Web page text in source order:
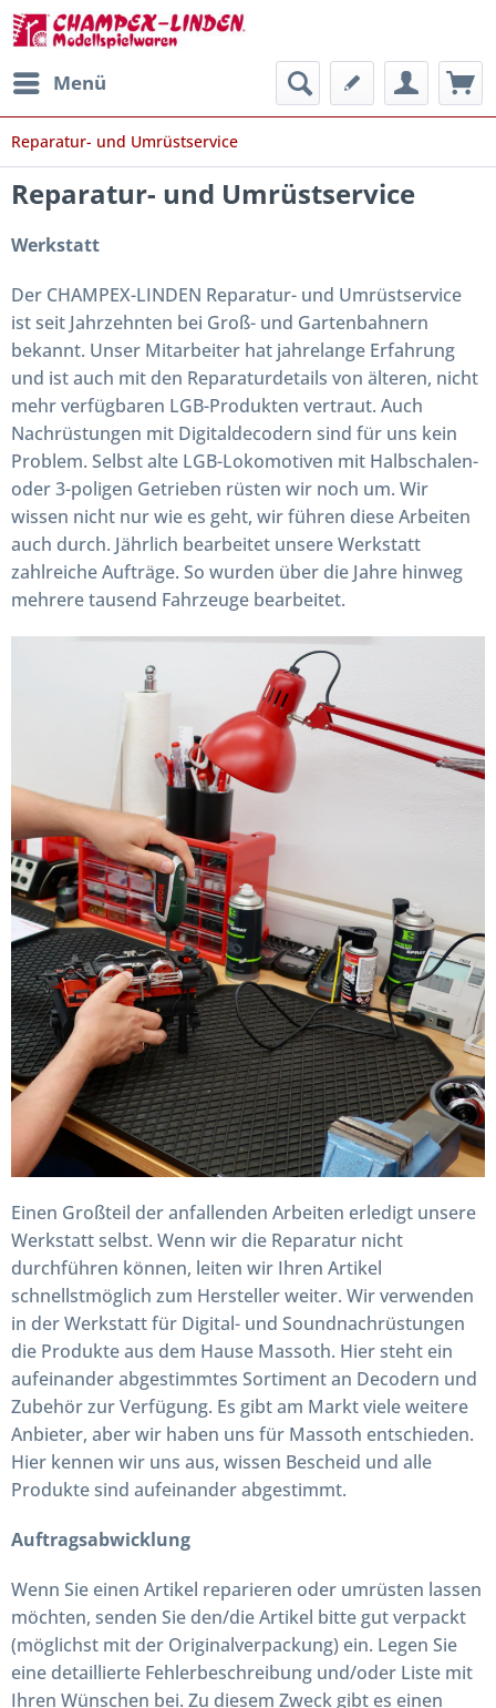
Menü
Reparatur- und Umrüstservice
Reparatur- und Umrüstservice
Werkstatt
Der CHAMPEX-LINDEN Reparatur- und Umrüstservice
ist seit Jahrzehnten bei Groß- und Gartenbahnern
bekannt. Unser Mitarbeiter hat jahrelange Erfahrung
und ist auch mit den Reparaturdetails von älteren, nicht
mehr verfügbaren LGB-Produkten vertraut. Auch
Nachrüstungen mit Digitaldecodern sind für uns kein
Problem. Selbst alte LGB-Lokomotiven mit Halbschalen-
oder 3-poligen Getrieben rüsten wir noch um. Wir
wissen nicht nur wie es geht, wir führen diese Arbeiten
auch durch. Jährlich bearbeitet unsere Werkstatt
zahlreiche Aufträge. So wurden über die Jahre hinweg
mehrere tausend Fahrzeuge bearbeitet.
Einen Großteil der anfallenden Arbeiten erledigt unsere
Werkstatt selbst. Wenn wir die Reparatur nicht
durchführen können, leiten wir Ihren Artikel
schnellstmöglich zum Hersteller weiter. Wir verwenden
in der Werkstatt für Digital- und Soundnachrüstungen
die Produkte aus dem Hause Massoth. Hier steht ein
aufeinander abgestimmtes Sortiment an Decodern und
Zubehör zur Verfügung. Es gibt am Markt viele weitere
Anbieter, aber wir haben uns für Massoth entschieden.
Hier kennen wir uns aus, wissen Bescheid und alle
Produkte sind aufeinander abgestimmt.
Auftragsabwicklung
Wenn Sie einen Artikel reparieren oder umrüsten lassen
möchten, senden Sie den/die Artikel bitte gut verpackt
(möglichst mit der Originalverpackung) ein. Legen Sie
eine detaillierte Fehlerbeschreibung und/oder Liste mit
Ihren Wünschen bei. Zu diesem Zweck gibt es einen